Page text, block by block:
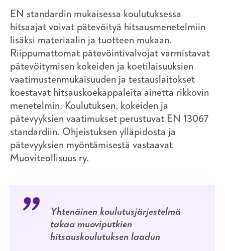
EN standardin mukaisessa koulutuksessa
hitsaajat voivat pätevöityä hitsausmenetelmiin
lisäksi materiaalin ja tuotteen mukaan.
Riippumattomat pätevöintivalvojat varmistavat
pätevöitymisen kokeiden ja koetilaisuuksien
vaatimustenmukaisuuden ja testauslaitokset
koestavat hitsauskoekappaleita ainetta rikkovin
menetelmin. Koulutuksen, kokeiden ja
pätevyyksien vaatimukset perustuvat EN 13067
standardiin. Ohjeistuksen ylläpidosta ja
pätevyyksien myöntämisestä vastaavat
Muoviteollisuus ry.
Yhtenäinen koulutusjärjestelmä
takaa muoviputkien
hitsauskoulutuksen laadun